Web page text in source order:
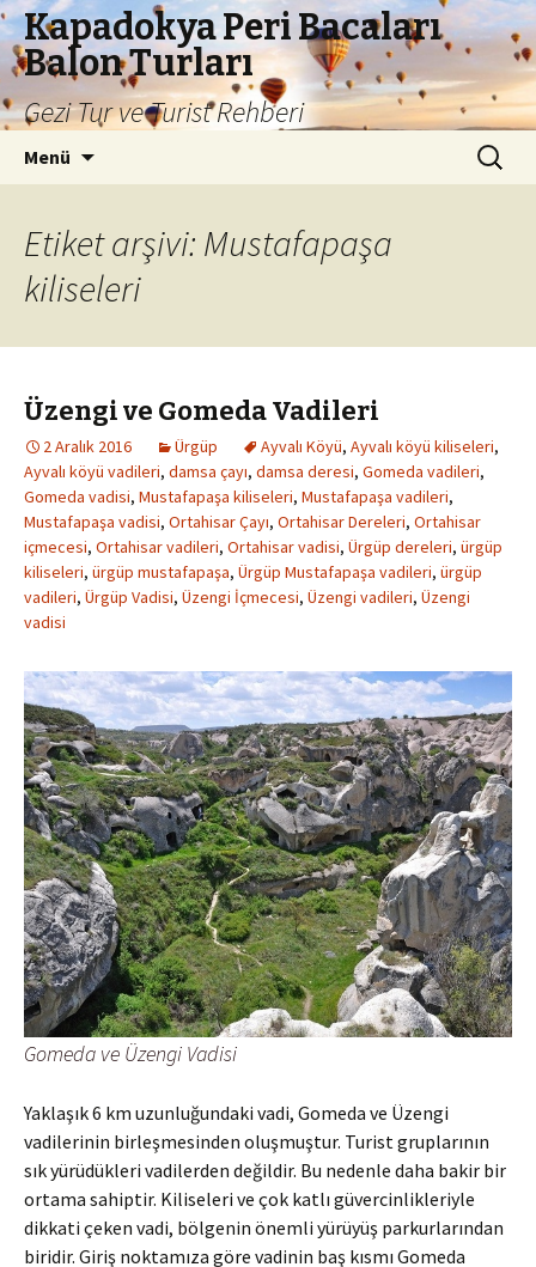
Kapadokya Peri Bacaları
Balon Turları
Gezi Tur ve Turist Rehberi
Menü Arama:
Etiket arşivi: Mustafapaşa
kiliseleri
Üzengi ve Gomeda Vadileri
2 Aralık 2016 Ürgüp Ayvalı Köyü, Ayvalı köyü kiliseleri,
Ayvalı köyü vadileri, damsa çayı, damsa deresi, Gomeda vadileri,
Gomeda vadisi, Mustafapaşa kiliseleri, Mustafapaşa vadileri,
Mustafapaşa vadisi, Ortahisar Çayı, Ortahisar Dereleri, Ortahisar
içmecesi, Ortahisar vadileri, Ortahisar vadisi, Ürgüp dereleri, ürgüp
kiliseleri, ürgüp mustafapaşa, Ürgüp Mustafapaşa vadileri, ürgüp
vadileri, Ürgüp Vadisi, Üzengi İçmecesi, Üzengi vadileri, Üzengi
vadisi
Gomeda ve Üzengi Vadisi
Yaklaşık 6 km uzunluğundaki vadi, Gomeda ve Üzengi
vadilerinin birleşmesinden oluşmuştur. Turist gruplarının
sık yürüdükleri vadilerden değildir. Bu nedenle daha bakir bir
ortama sahiptir. Kiliseleri ve çok katlı güvercinlikleriyle
dikkati çeken vadi, bölgenin önemli yürüyüş parkurlarından
biridir. Giriş noktamıza göre vadinin baş kısmı Gomeda